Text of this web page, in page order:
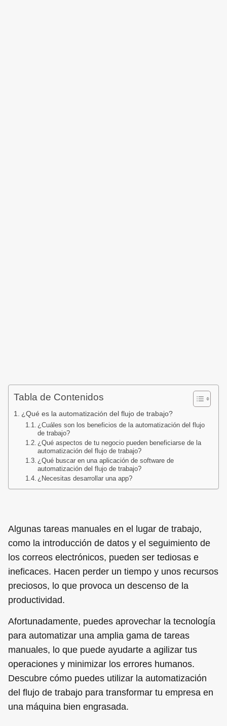
Tabla de Contenidos
¿Qué es la automatización del flujo de trabajo?
¿Cuáles son los beneficios de la automatización del flujo
de trabajo?
¿Qué aspectos de tu negocio pueden beneficiarse de la
automatización del flujo de trabajo?
¿Qué buscar en una aplicación de software de
automatización del flujo de trabajo?
¿Necesitas desarrollar una app?
Algunas tareas manuales en el lugar de trabajo,
como la introducción de datos y el seguimiento de
los correos electrónicos, pueden ser tediosas e
ineficaces. Hacen perder un tiempo y unos recursos
preciosos, lo que provoca un descenso de la
productividad.
Afortunadamente, puedes aprovechar la tecnología
para automatizar una amplia gama de tareas
manuales, lo que puede ayudarte a agilizar tus
operaciones y minimizar los errores humanos.
Descubre cómo puedes utilizar la automatización
del flujo de trabajo para transformar tu empresa en
una máquina bien engrasada.